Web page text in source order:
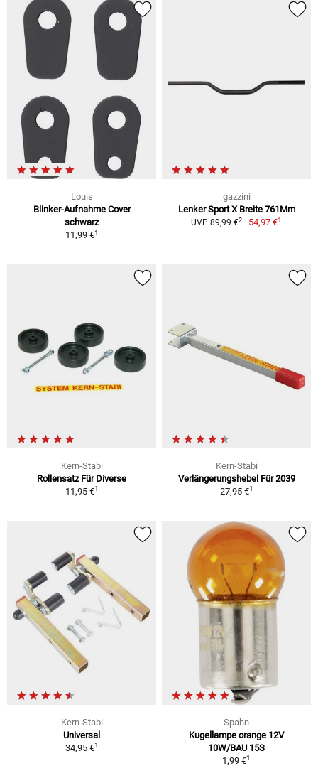
Louis
Blinker-Aufnahme Cover
schwarz
11,99 €1
gazzini
Lenker Sport X Breite 761Mm
UVP 89,99 €2 54,97 €1
Kern-Stabi
Rollensatz Für Diverse
11,95 €1
Kern-Stabi
Verlängerungshebel Für 2039
27,95 €1
Kern-Stabi
Universal
34,95 €1
Spahn
Kugellampe orange 12V
10W/BAU 15S
1,99 €1